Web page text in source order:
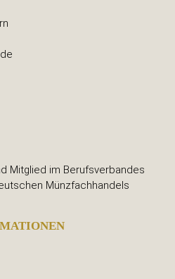
Mitglied im Berufsverbandes
Münzfachhandels